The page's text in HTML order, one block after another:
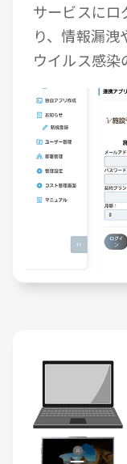
サービスにロ
り、情報漏洩
ウイルス感染